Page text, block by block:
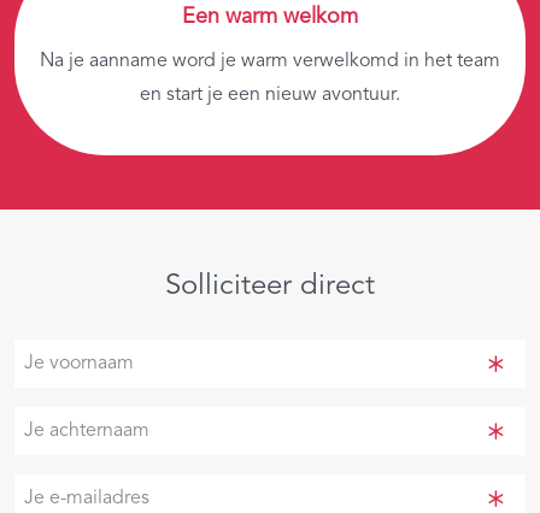
Een warm welkom
Na je aanname word je warm verwelkomd in het team
en start je een nieuw avontuur.
Solliciteer direct
Je
Je
Je